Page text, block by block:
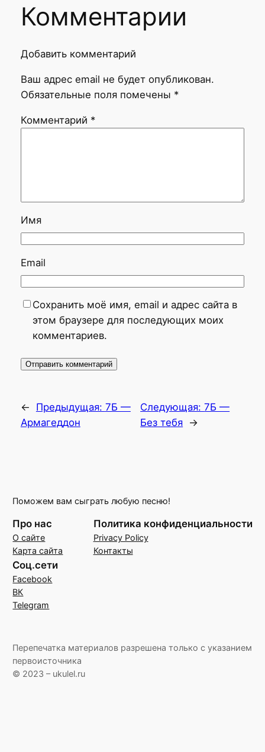
Комментарии
Добавить комментарий
Ваш адрес email не будет опубликован.
Обязательные поля помечены *
Комментарий *
Имя
Email
Сохранить моё имя, email и адрес сайта в
этом браузере для последующих моих
комментариев.
← Предыдущая: 7Б —
Армагеддон
Следующая:7Б —
Без тебя →
Поможем вам сыграть любую песню!
Про нас
О сайте
Карта сайта
Политика конфиденциальности
Privacy Policy
Контакты
Соц.сети
Facebook
ВК
Telegram
Перепечатка материалов разрешена только с указанием
первоисточника
© 2023 – ukulel.ru